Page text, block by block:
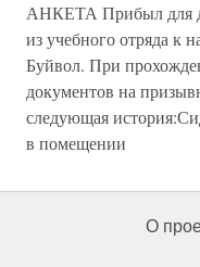
АНКЕТА Прибыл для
из учебного отряда к
Буйвол. При
документов на
следующая
в помещении
О